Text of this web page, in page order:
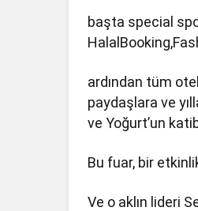
başta special
ardından tüm
paydaşlara ve
ve Yoğurt’un
Bu fuar, bir
Ve o aklın lideri